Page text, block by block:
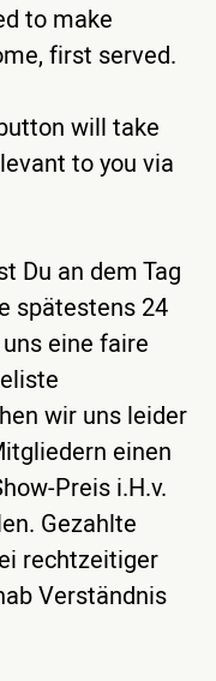
to make
first served.
will take
to you via
Du an dem Tag
spätestens 24
eine faire
wir uns leider
einen
Preis i.H.v.
Gezahlte
rechtzeitiger
Verständnis